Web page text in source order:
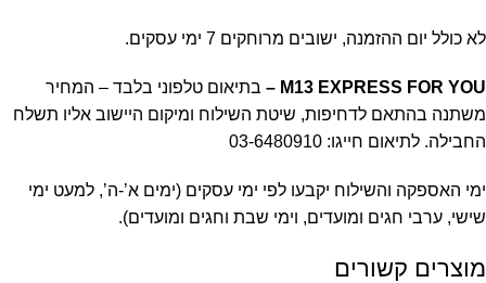
לא כולל יום ההזמנה, ישובים מרוחקים 7 ימי עסקים.
M13 EXPRESS FOR YOU
– בתיאום טלפוני בלבד – המחיר
משתנה בהתאם לדחיפות, שיטת השילוח ומיקום היישוב אליו תשלח
החבילה. לתיאום חייגו: 03-6480910
ימי האספקה והשילוח יקבעו לפי ימי עסקים (ימים א’-ה’, למעט ימי
שישי, ערבי חגים ומועדים, וימי שבת וחגים ומועדים).
מוצרים קשורים